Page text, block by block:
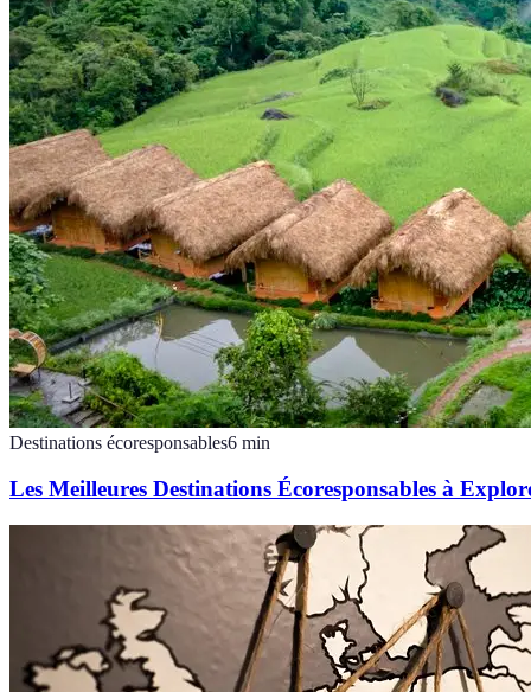
Destinations écoresponsables6 min
Les Meilleures Destinations Écoresponsables à